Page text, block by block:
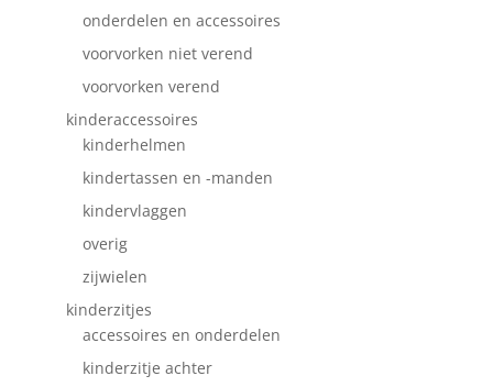
onderdelen en accessoires
voorvorken niet verend
voorvorken verend
kinderaccessoires
kinderhelmen
kindertassen en -manden
kindervlaggen
overig
zijwielen
kinderzitjes
accessoires en onderdelen
kinderzitje achter